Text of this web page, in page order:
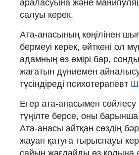
араласуына және
салуы керек.
Ата-анасының көңілінен
бермеуі керек, өйткені ол
адамның өз өмірі бар,
жағатын дүниемен
түсіндіреді психотерапевт
Егер ата-анасымен сөйлесу
түңілте берсе, оны
Ата-анасы айтқан сөздің
жауап қатуға тырыспауы